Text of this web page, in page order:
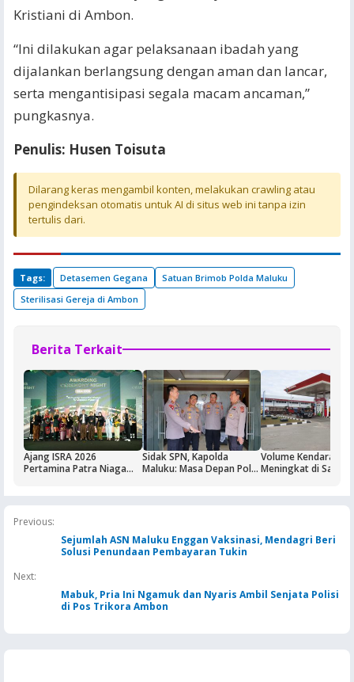
Kristiani di Ambon.
“Ini dilakukan agar pelaksanaan ibadah yang
dijalankan berlangsung dengan aman dan lancar,
serta mengantisipasi segala macam ancaman,”
pungkasnya.
Penulis: Husen Toisuta
Dilarang keras mengambil konten, melakukan crawling atau
pengindeksan otomatis untuk AI di situs web ini tanpa izin
tertulis dari.
Tags: Detasemen Gegana
Satuan Brimob Polda Maluku
Sterilisasi Gereja di Ambon
Berita Terkait
Ajang ISRA 2026
Pertamina Patra Niaga
Sidak SPN, Kapolda
Maluku: Masa Depan Polri
Volume Kendaraan
Meningkat di
Previous:
Sejumlah ASN Maluku Enggan Vaksinasi, Mendagri Beri
Solusi Penundaan Pembayaran Tukin
Next:
Mabuk, Pria Ini Ngamuk dan Nyaris Ambil Senjata Polisi
di Pos Trikora Ambon